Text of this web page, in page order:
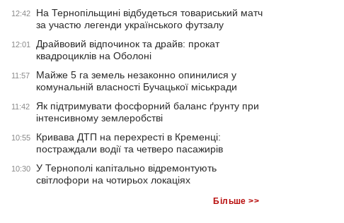
12:42
На Тернопільщині відбудеться товариський матч
за участю легенди українського футзалу
12:01
Драйвовий відпочинок та драйв: прокат
квадроциклів на Оболоні
11:57
Майже 5 га земель незаконно опинилися у
комунальній власності Бучацької міськради
11:42
Як підтримувати фосфорний баланс ґрунту при
інтенсивному землеробстві
10:55
Кривава ДТП на перехресті в Кременці:
постраждали водії та четверо пасажирів
10:30
У Тернополі капітально відремонтують
світлофори на чотирьох локаціях
Більше >>